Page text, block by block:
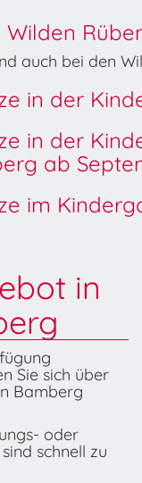
auch bei den
in der
in der
ab
im
in
Sie sich über
Bamberg
oder
schnell zu